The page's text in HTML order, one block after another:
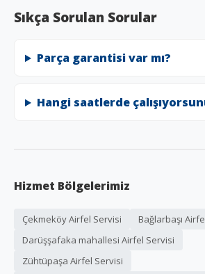
Sıkça Sorulan Sorular
Parça garantisi var mı?
Hangi saatlerde
Hizmet Bölgelerimiz
Çekmeköy Airfel Servisi
Bağlarbaşı
Darüşşafaka mahallesi Airfel Servisi
Zühtüpaşa Airfel Servisi